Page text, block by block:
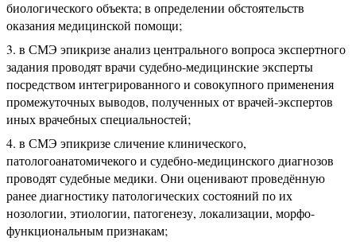
биологического объекта; в определении обстоятельств
оказания медицинской помощи;
в СМЭ эпикризе анализ центрального вопроса экспертного
задания проводят врачи судебно-медицинские эксперты
посредством интегрированного и совокупного применения
промежуточных выводов, полученных от врачей-экспертов
иных врачебных специальностей;
в СМЭ эпикризе сличение клинического,
патологоанатомичекого и судебно-медицинского диагнозов
проводят судебные медики. Они оценивают проведённую
ранее диагностику патологических состояний по их
нозологии, этиологии, патогенезу, локализации, морфо-
функциональным признакам;